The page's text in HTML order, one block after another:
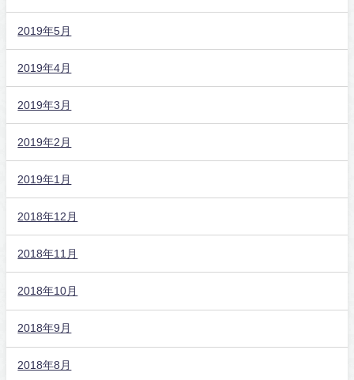
2019年5月
2019年4月
2019年3月
2019年2月
2019年1月
2018年12月
2018年11月
2018年10月
2018年9月
2018年8月